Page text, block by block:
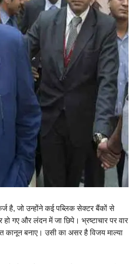
है, जो उन्होंने कई पब्लिक सेक्टर बैंकों से
गए और लंदन में जा छिपे। भ्रष्टाचार पर वार
बनाए। उसी का असर है विजय माल्या